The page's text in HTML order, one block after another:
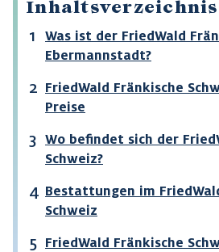
Inhaltsverzeichnis
Was ist der FriedWald
Ebermannstadt?
FriedWald Fränkische
Preise
Wo befindet sich der
Schweiz?
Bestattungen im
Schweiz
FriedWald Fränkische